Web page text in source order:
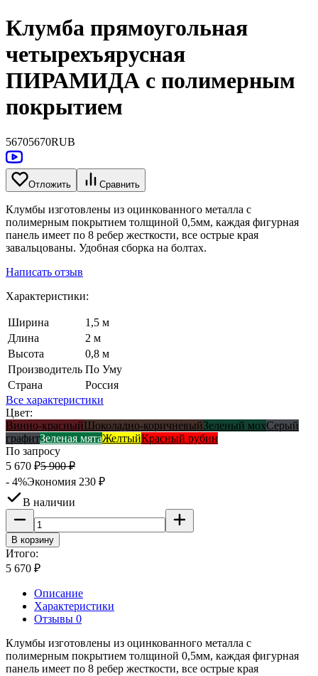
Клумба прямоугольная
четырехъярусная
ПИРАМИДА с полимерным
покрытием
56705670RUB
Отложить Сравнить
Клумбы изготовлены из оцинкованного металла с
полимерным покрытием толщиной 0,5мм, каждая фигурная
панель имеет по 8 ребер жесткости, все острые края
завальцованы. Удобная сборка на болтах.
Написать отзыв
Характеристики:
Ширина
1,5 м
Длина
2 м
Высота
0,8 м
Производитель По Уму
Страна
Россия
Все характеристики
Цвет:
Винно-красныйШоколадно-коричневыйЗеленый мохСерый
графитЗеленая мятаЖелтыйКрасный рубин
По запросу
5 670 ₽5 900 ₽
- 4%Экономия 230 ₽
В наличии
В корзину
Итого:
5 670 ₽
Описание
Характеристики
Отзывы 0
Клумбы изготовлены из оцинкованного металла с
полимерным покрытием толщиной 0,5мм, каждая фигурная
панель имеет по 8 ребер жесткости, все острые края